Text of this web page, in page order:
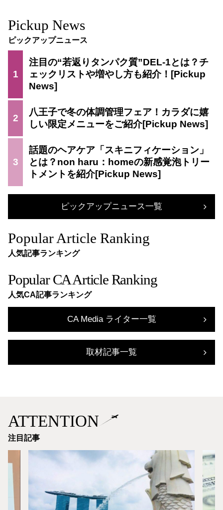
Pickup News
ピックアップニュース
1
注目の“若返りタンパク質”DEL-1とは？チ
ェックリストや増やし方も紹介！
2
八王子で冬の体調管理フェア！カラダに嬉
しい限定メニューをご紹介
3
話題のヘアケア「スキニフィケーション」
とは？non haru：homeの新感覚泡トリー
トメントを紹介
ピックアップニュース一覧
Popular Article Ranking
人気記事ランキング
Popular CA Article Ranking
人気CA記事ランキング
CA Media ライター一覧
取材記事一覧
ATTENTION
注目記事